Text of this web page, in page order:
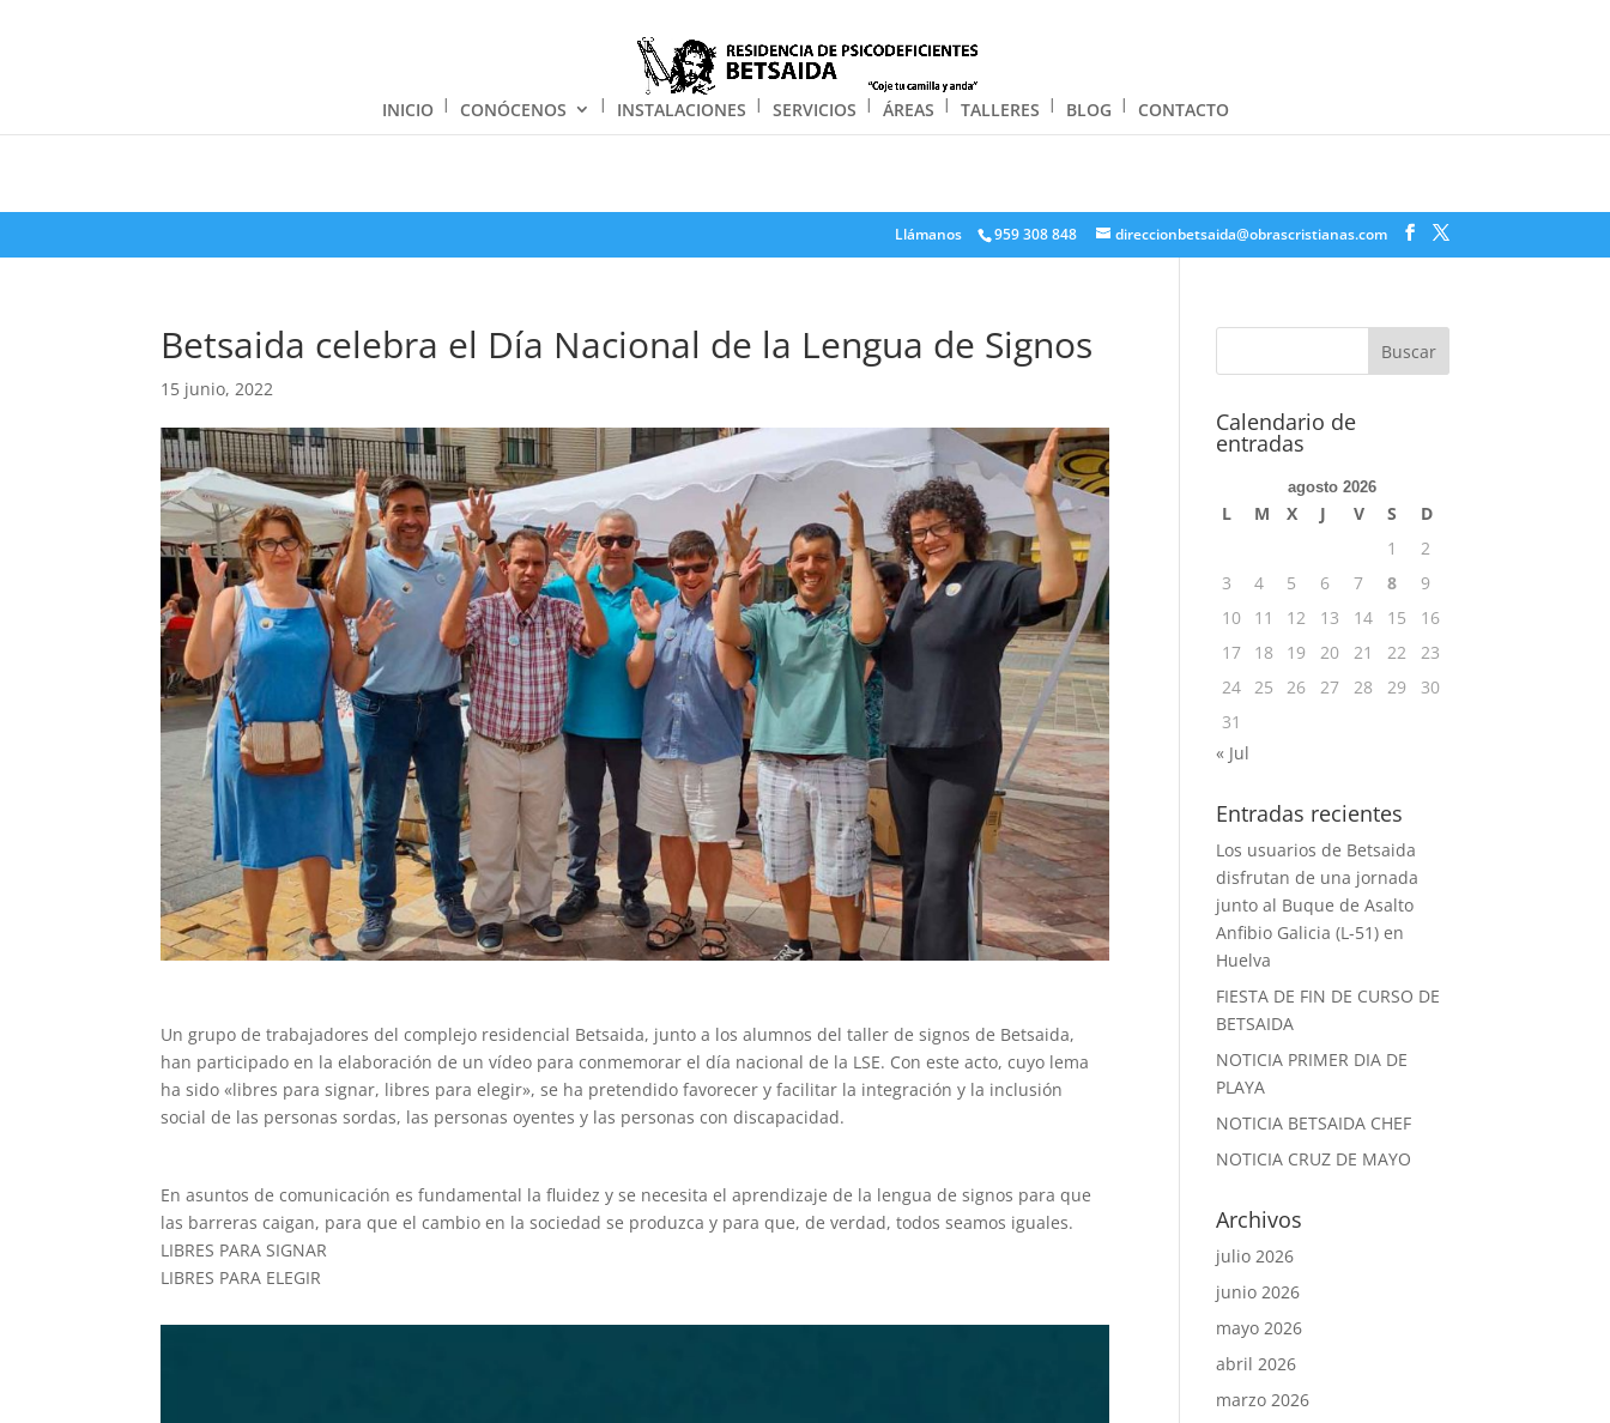
Llámanos 959 308 848 direccionbetsaida@obrascristianas.com
INICIO CONÓCENOS INSTALACIONES SERVICIOS ÁREAS TALLERES BLOG CONTACTO
Betsaida celebra el Día Nacional de la Lengua de Signos
15 junio, 2022
Un grupo de trabajadores del complejo residencial Betsaida, junto a los alumnos del taller de signos de Betsaida,
han participado en la elaboración de un vídeo para conmemorar el día nacional de la LSE. Con este acto, cuyo lema
ha sido «libres para signar, libres para elegir», se ha pretendido favorecer y facilitar la integración y la inclusión
social de las personas sordas, las personas oyentes y las personas con discapacidad.
En asuntos de comunicación es fundamental la fluidez y se necesita el aprendizaje de la lengua de signos para que
las barreras caigan, para que el cambio en la sociedad se produzca y para que, de verdad, todos seamos iguales.
LIBRES PARA SIGNAR
LIBRES PARA ELEGIR
Calendario de
entradas
agosto 2026
L M X J V S
D
1
2
3
4 5 6 7 8
9
10
11 12 13 14 15
16
17
18 19 20 21 22
23
24 25 26 27 28 29
30
31
« Jul
Entradas recientes
Los usuarios de Betsaida
disfrutan de una jornada
junto al Buque de Asalto
Anfibio Galicia (L-51) en
Huelva
FIESTA DE FIN DE CURSO DE
BETSAIDA
NOTICIA PRIMER DIA DE
PLAYA
NOTICIA BETSAIDA CHEF
NOTICIA CRUZ DE MAYO
Archivos
julio 2026
junio 2026
mayo 2026
abril 2026
marzo 2026